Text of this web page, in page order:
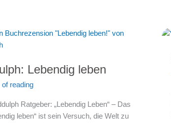
Lebendig leben
reading
Ratgeber: „Lebendig Leben“ – Das
leben“ ist sein Versuch, die Welt zu